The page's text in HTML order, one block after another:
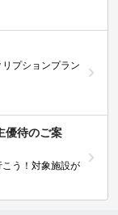
プションプラン
優待のご案
う！対象施設が